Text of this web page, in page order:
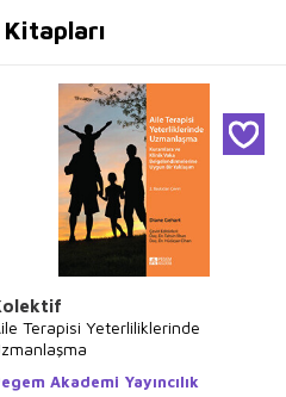
Kitapları
Terapisi Yeterliliklerinde
Akademi Yayıncılık